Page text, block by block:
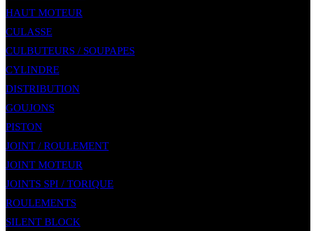
HAUT MOTEUR
CULASSE
CULBUTEURS / SOUPAPES
CYLINDRE
DISTRIBUTION
GOUJONS
PISTON
JOINT / ROULEMENT
JOINT MOTEUR
JOINTS SPI / TORIQUE
ROULEMENTS
SILENT BLOCK